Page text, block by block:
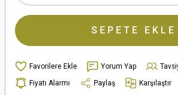
SEPETE EKLE
Yorum Yap
Fiyatı Alarmı
Paylaş Karşılaştır